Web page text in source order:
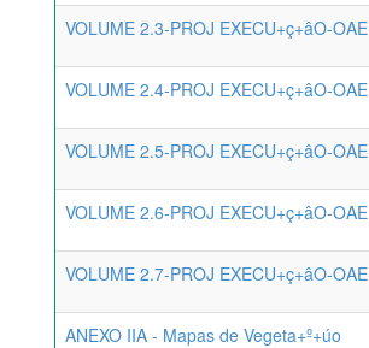
VOLUME 2.3-PROJ EXECU+ç+âO-OAE
VOLUME 2.4-PROJ EXECU+ç+âO-OAE
VOLUME 2.5-PROJ EXECU+ç+âO-OAE
VOLUME 2.6-PROJ EXECU+ç+âO-OAE
VOLUME 2.7-PROJ EXECU+ç+âO-OAE
ANEXO IIA - Mapas de Vegeta+º+úo